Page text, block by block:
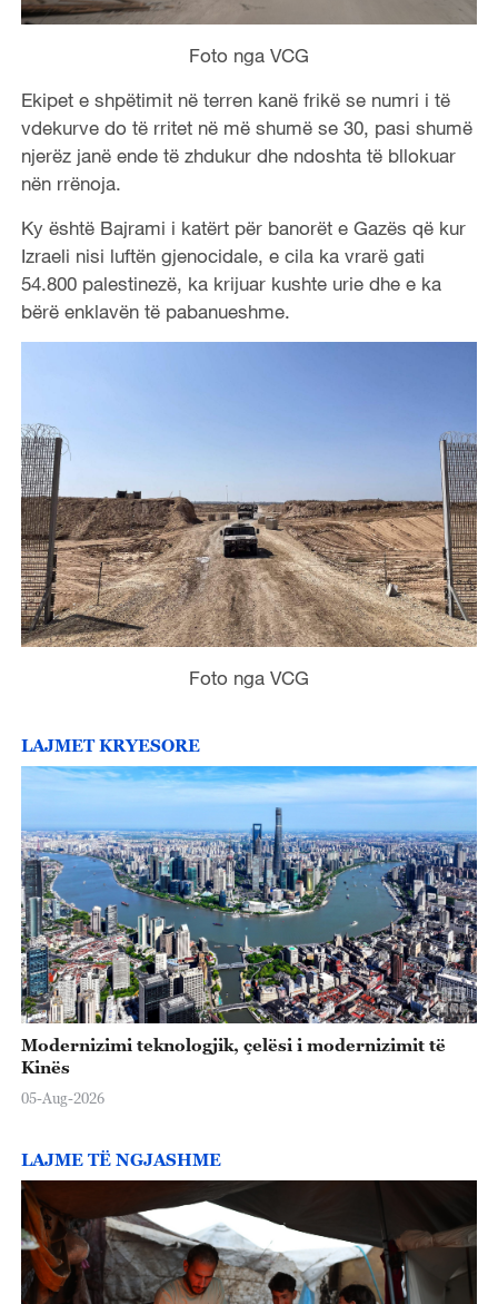
Foto nga VCG
Ekipet e shpëtimit në terren kanë frikë se numri i të
vdekurve do të rritet në më shumë se 30, pasi shumë
njerëz janë ende të zhdukur dhe ndoshta të bllokuar
nën rrënoja.
Ky është Bajrami i katërt për banorët e Gazës që kur
Izraeli nisi luftën gjenocidale, e cila ka vrarë gati
54.800 palestinezë, ka krijuar kushte urie dhe e ka
bërë enklavën të pabanueshme.
Foto nga VCG
LAJMET KRYESORE
Modernizimi teknologjik, çelësi i modernizimit të
Kinës
05-Aug-2026
LAJME TË NGJASHME